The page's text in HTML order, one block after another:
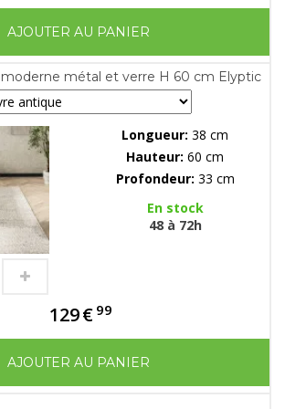
AJOUTER AU PANIER
métal et verre H 60 cm Elyptic
Longueur: 38 cm
Hauteur: 60 cm
Profondeur: 33 cm
En stock
48 à 72h
129€ 99
AJOUTER AU PANIER